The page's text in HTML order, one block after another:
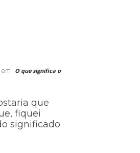
em
O que significa o
que
fiquei
significado